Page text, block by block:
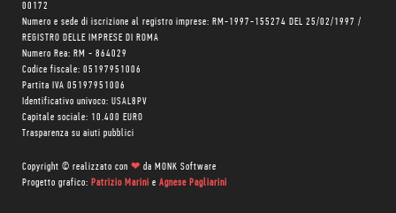
00172
Numero e sede di iscrizione al registro imprese: RM-1997-155274 DEL 25/02/1997 /
REGISTRO DELLE IMPRESE DI ROMA
Numero Rea: RM - 864029
Codice fiscale: 05197951006
Partita IVA 05197951006
Identificativo univoco: USAL8PV
Capitale sociale: 10.400 EURO
Trasparenza su aiuti pubblici
Copyright © realizzato con ❤ da MONK Software
Progetto grafico: Patrizio Marini e Agnese Pagliarini